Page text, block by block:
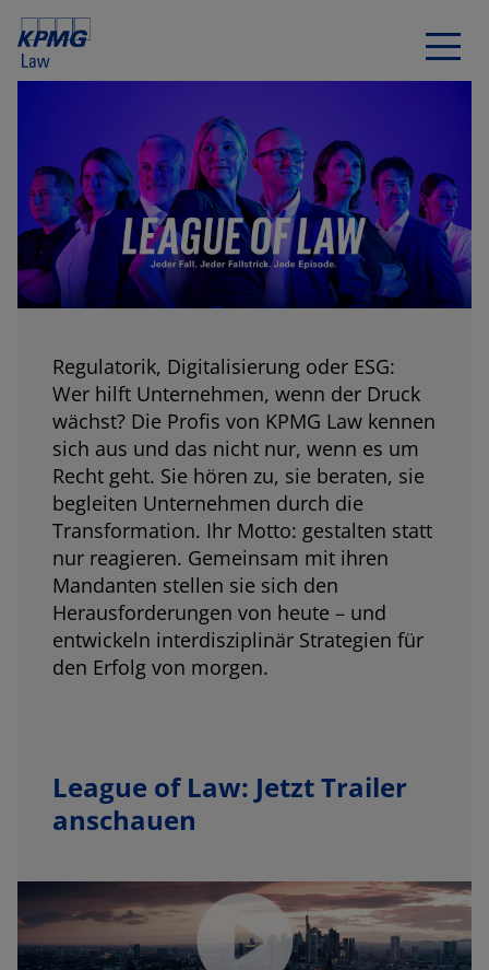
Regulatorik, Digitalisierung oder ESG:
Wer hilft Unternehmen, wenn der Druck
wächst? Die Profis von KPMG Law kennen
sich aus und das nicht nur, wenn es um
Recht geht. Sie hören zu, sie beraten, sie
begleiten Unternehmen durch die
Transformation. Ihr Motto: gestalten statt
nur reagieren. Gemeinsam mit ihren
Mandanten stellen sie sich den
Herausforderungen von heute – und
entwickeln interdisziplinär Strategien für
den Erfolg von morgen.
League of Law: Jetzt Trailer
anschauen